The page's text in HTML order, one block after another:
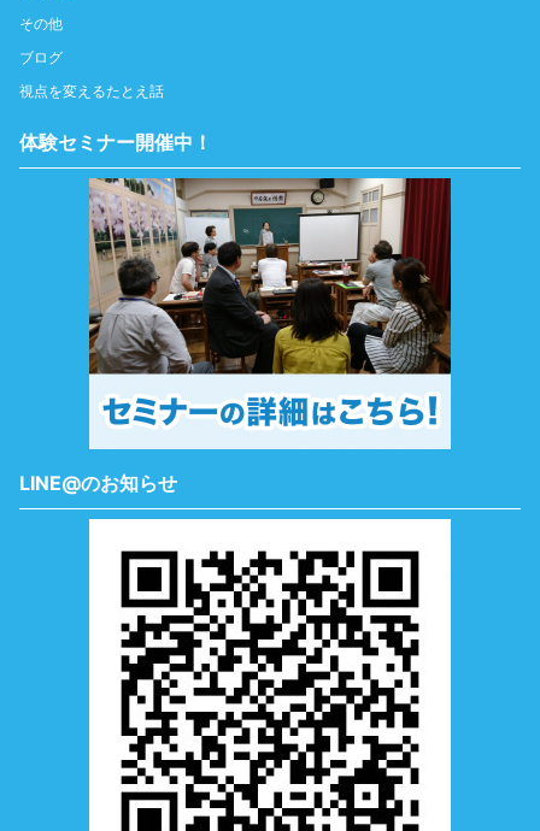
その他
ブログ
視点を変えるたとえ話
体験セミナー開催中！
LINE@のお知らせ